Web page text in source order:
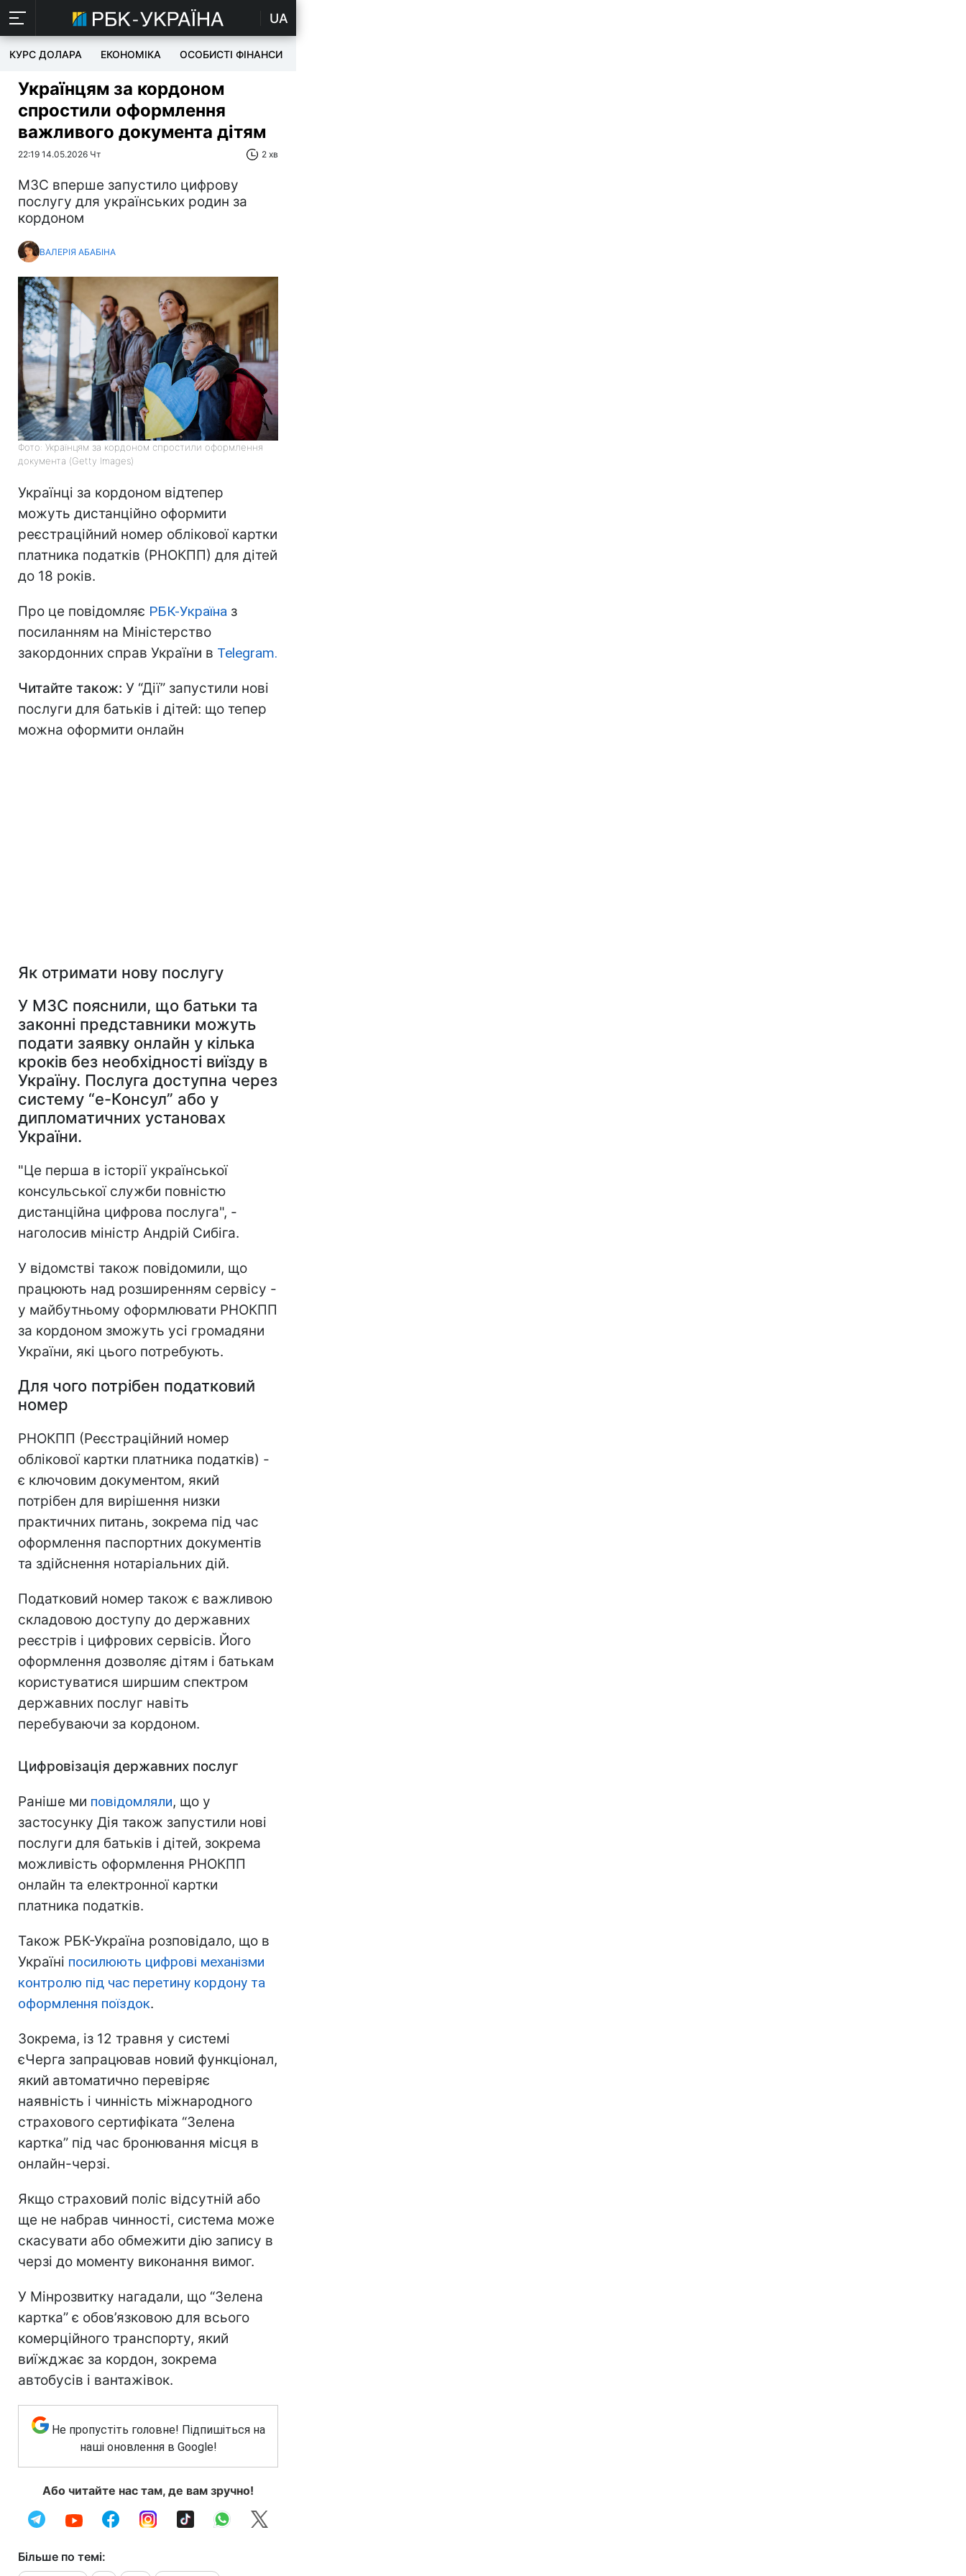
UA
КУРС ДОЛАРА ЕКОНОМІКА ОСОБИСТІ ФІНАНСИ
Українцям за кордоном
спростили оформлення
важливого документа дітям
22:19 14.05.2026 Чт 2 хв
МЗС вперше запустило цифрову
послугу для українських родин за
кордоном
ВАЛЕРІЯ АБАБІНА
Фото: Українцям за кордоном спростили оформлення
документа (Getty Images)
Українці за кордоном відтепер
можуть дистанційно оформити
реєстраційний номер облікової картки
платника податків (РНОКПП) для дітей
до 18 років.
Про це повідомляє РБК-Україна з
посиланням на Міністерство
закордонних справ України в Telegram.
Читайте також: У “Дії” запустили нові
послуги для батьків і дітей: що тепер
можна оформити онлайн
Як отримати нову послугу
У МЗС пояснили, що батьки та
законні представники можуть
подати заявку онлайн у кілька
кроків без необхідності виїзду в
Україну. Послуга доступна через
систему “е-Консул” або у
дипломатичних установах
України.
"Це перша в історії української
консульської служби повністю
дистанційна цифрова послуга", -
наголосив міністр Андрій Сибіга.
У відомстві також повідомили, що
працюють над розширенням сервісу -
у майбутньому оформлювати РНОКПП
за кордоном зможуть усі громадяни
України, які цього потребують.
Для чого потрібен податковий
номер
РНОКПП (Реєстраційний номер
облікової картки платника податків) -
є ключовим документом, який
потрібен для вирішення низки
практичних питань, зокрема під час
оформлення паспортних документів
та здійснення нотаріальних дій.
Податковий номер також є важливою
складовою доступу до державних
реєстрів і цифрових сервісів. Його
оформлення дозволяє дітям і батькам
користуватися ширшим спектром
державних послуг навіть
перебуваючи за кордоном.
Цифровізація державних послуг
Раніше ми повідомляли, що у
застосунку Дія також запустили нові
послуги для батьків і дітей, зокрема
можливість оформлення РНОКПП
онлайн та електронної картки
платника податків.
Також РБК-Україна розповідало, що в
Україні посилюють цифрові механізми
контролю під час перетину кордону та
оформлення поїздок.
Зокрема, із 12 травня у системі
єЧерга запрацював новий функціонал,
який автоматично перевіряє
наявність і чинність міжнародного
страхового сертифіката “Зелена
картка” під час бронювання місця в
онлайн-черзі.
Якщо страховий поліс відсутній або
ще не набрав чинності, система може
скасувати або обмежити дію запису в
черзі до моменту виконання вимог.
У Мінрозвитку нагадали, що “Зелена
картка” є обов’язковою для всього
комерційного транспорту, який
виїжджає за кордон, зокрема
автобусів і вантажівок.
Не пропустіть головне! Підпишіться на
наші оновлення в Google!
Або читайте нас там, де вам зручно!
Більше по темі: